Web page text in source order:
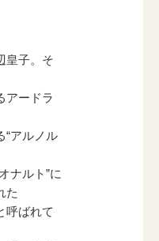
皇子。そ
アードラ
“アルノル
ナルト”に
た
呼ばれて